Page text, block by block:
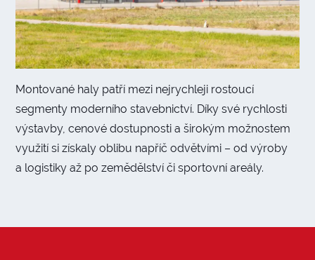
Montované haly patří mezi nejrychleji rostoucí
segmenty moderního stavebnictví. Díky své rychlosti
výstavby, cenové dostupnosti a širokým možnostem
využití si získaly oblibu napříč odvětvími – od výroby
a logistiky až po zemědělství či sportovní areály.